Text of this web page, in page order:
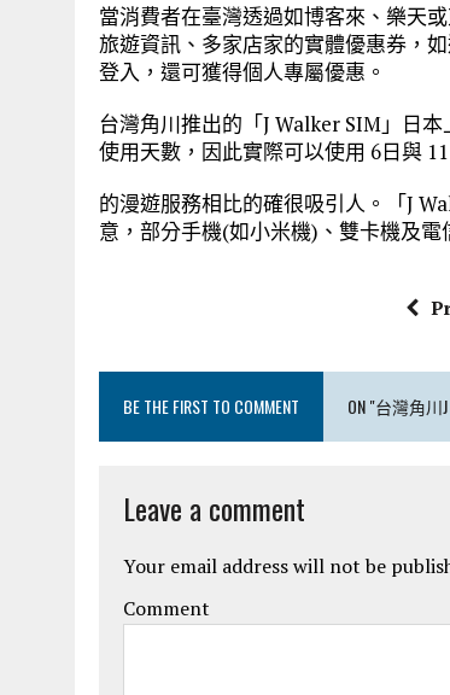
當消費者在臺灣透過如博客來、樂天
旅遊資訊、多家店家的實體優惠券，
登入，還可獲得個人專屬優惠。
台灣角川推出的「J Walker SIM」日
使用天數，因此實際可以使用 6日與
的漫遊服務相比的確很吸引人。「J
意，部分手機(如小米機)、雙卡機及
BE THE FIRST TO COMMENT ON "台灣角川
Leave a comment
Your email address will not be
Comment